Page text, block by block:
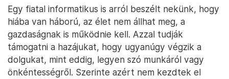
Egy fiatal informatikus is arról beszélt nekünk, hogy
hiába van háború, az élet nem állhat meg, a
gazdaságnak is működnie kell. Azzal tudják
támogatni a hazájukat, hogy ugyanúgy végzik a
dolgukat, mint eddig, legyen szó munkáról vagy
önkéntességről. Szerinte azért nem kezdtek el